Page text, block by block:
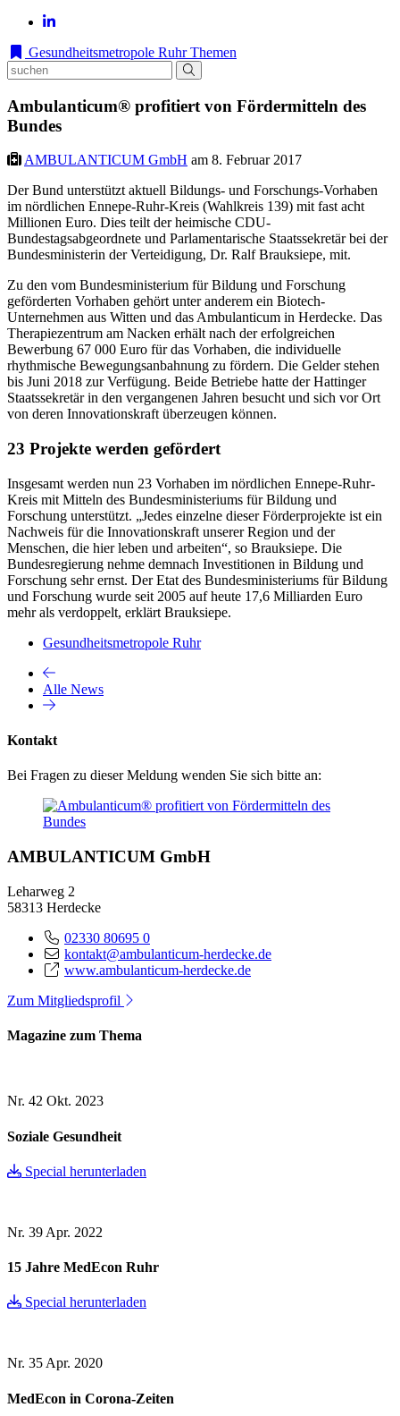
Gesundheitsmetropole Ruhr Themen
Ambulanticum® profitiert von Fördermitteln des
Bundes
AMBULANTICUM GmbH am 8. Februar 2017
Der Bund unterstützt aktuell Bildungs- und Forschungs-Vorhaben
im nördlichen Ennepe-Ruhr-Kreis (Wahlkreis 139) mit fast acht
Millionen Euro. Dies teilt der heimische CDU-
Bundestagsabgeordnete und Parlamentarische Staatssekretär bei der
Bundesministerin der Verteidigung, Dr. Ralf Brauksiepe, mit.
Zu den vom Bundesministerium für Bildung und Forschung
geförderten Vorhaben gehört unter anderem ein Biotech-
Unternehmen aus Witten und das Ambulanticum in Herdecke. Das
Therapiezentrum am Nacken erhält nach der erfolgreichen
Bewerbung 67 000 Euro für das Vorhaben, die individuelle
rhythmische Bewegungsanbahnung zu fördern. Die Gelder stehen
bis Juni 2018 zur Verfügung. Beide Betriebe hatte der Hattinger
Staatssekretär in den vergangenen Jahren besucht und sich vor Ort
von deren Innovationskraft überzeugen können.
23 Projekte werden gefördert
Insgesamt werden nun 23 Vorhaben im nördlichen Ennepe-Ruhr-
Kreis mit Mitteln des Bundesministeriums für Bildung und
Forschung unterstützt. „Jedes einzelne dieser Förderprojekte ist ein
Nachweis für die Innovationskraft unserer Region und der
Menschen, die hier leben und arbeiten“, so Brauksiepe. Die
Bundesregierung nehme demnach Investitionen in Bildung und
Forschung sehr ernst. Der Etat des Bundesministeriums für Bildung
und Forschung wurde seit 2005 auf heute 17,6 Milliarden Euro
mehr als verdoppelt, erklärt Brauksiepe.
Gesundheitsmetropole Ruhr
Alle News
Kontakt
Bei Fragen zu dieser Meldung wenden Sie sich bitte an:
AMBULANTICUM GmbH
Leharweg 2
58313 Herdecke
02330 80695 0
kontakt@ambulanticum-herdecke.de
www.ambulanticum-herdecke.de
Zum Mitgliedsprofil
Magazine zum Thema
Nr. 42 Okt. 2023
Soziale Gesundheit
Special herunterladen
Nr. 39 Apr. 2022
15 Jahre MedEcon Ruhr
Special herunterladen
Nr. 35Apr. 2020
MedEcon in Corona-Zeiten